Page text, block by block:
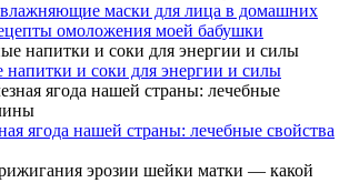
маски для лица в домашних
омоложения моей бабушки
и соки для энергии и силы
ягода нашей страны: лечебные свойства